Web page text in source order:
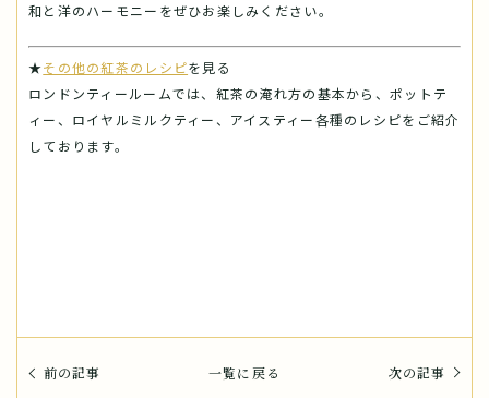
和と洋のハーモニーをぜひお楽しみください。
★その他の紅茶のレシピを見る
ロンドンティールームでは、紅茶の淹れ方の基本から、ポットテ
ィー、ロイヤルミルクティー、アイスティー各種のレシピをご紹介
しております。
前の記事 一覧に戻る 次の記事